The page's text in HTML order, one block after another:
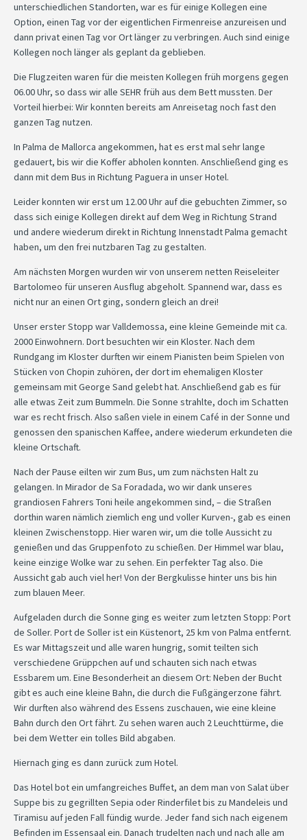
unterschiedlichen Standorten, war es für einige Kollegen eine
Option, einen Tag vor der eigentlichen Firmenreise anzureisen und
dann privat einen Tag vor Ort länger zu verbringen. Auch sind einige
Kollegen noch länger als geplant da geblieben.
Die Flugzeiten waren für die meisten Kollegen früh morgens gegen
06.00 Uhr, so dass wir alle SEHR früh aus dem Bett mussten. Der
Vorteil hierbei: Wir konnten bereits am Anreisetag noch fast den
ganzen Tag nutzen.
In Palma de Mallorca angekommen, hat es erst mal sehr lange
gedauert, bis wir die Koffer abholen konnten. Anschließend ging es
dann mit dem Bus in Richtung Paguera in unser Hotel.
Leider konnten wir erst um 12.00 Uhr auf die gebuchten Zimmer, so
dass sich einige Kollegen direkt auf dem Weg in Richtung Strand
und andere wiederum direkt in Richtung Innenstadt Palma gemacht
haben, um den frei nutzbaren Tag zu gestalten.
Am nächsten Morgen wurden wir von unserem netten Reiseleiter
Bartolomeo für unseren Ausflug abgeholt. Spannend war, dass es
nicht nur an einen Ort ging, sondern gleich an drei!
Unser erster Stopp war Valldemossa, eine kleine Gemeinde mit ca.
2000 Einwohnern. Dort besuchten wir ein Kloster. Nach dem
Rundgang im Kloster durften wir einem Pianisten beim Spielen von
Stücken von Chopin zuhören, der dort im ehemaligen Kloster
gemeinsam mit George Sand gelebt hat. Anschließend gab es für
alle etwas Zeit zum Bummeln. Die Sonne strahlte, doch im Schatten
war es recht frisch. Also saßen viele in einem Café in der Sonne und
genossen den spanischen Kaffee, andere wiederum erkundeten die
kleine Ortschaft.
Nach der Pause eilten wir zum Bus, um zum nächsten Halt zu
gelangen. In Mirador de Sa Foradada, wo wir dank unseres
grandiosen Fahrers Toni heile angekommen sind, – die Straßen
dorthin waren nämlich ziemlich eng und voller Kurven-, gab es einen
kleinen Zwischenstopp. Hier waren wir, um die tolle Aussicht zu
genießen und das Gruppenfoto zu schießen. Der Himmel war blau,
keine einzige Wolke war zu sehen. Ein perfekter Tag also. Die
Aussicht gab auch viel her! Von der Bergkulisse hinter uns bis hin
zum blauen Meer.
Aufgeladen durch die Sonne ging es weiter zum letzten Stopp: Port
de Soller. Port de Soller ist ein Küstenort, 25 km von Palma entfernt.
Es war Mittagszeit und alle waren hungrig, somit teilten sich
verschiedene Grüppchen auf und schauten sich nach etwas
Essbarem um. Eine Besonderheit an diesem Ort: Neben der Bucht
gibt es auch eine kleine Bahn, die durch die Fußgängerzone fährt.
Wir durften also während des Essens zuschauen, wie eine kleine
Bahn durch den Ort fährt. Zu sehen waren auch 2 Leuchttürme, die
bei dem Wetter ein tolles Bild abgaben.
Hiernach ging es dann zurück zum Hotel.
Das Hotel bot ein umfangreiches Buffet, an dem man von Salat über
Suppe bis zu gegrillten Sepia oder Rinderfilet bis zu Mandeleis und
Tiramisu auf jeden Fall fündig wurde. Jeder fand sich nach eigenem
Befinden im Essensaal ein. Danach trudelten nach und nach alle am